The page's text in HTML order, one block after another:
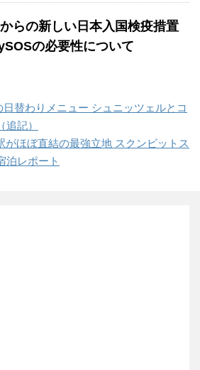
らの新しい日本入国検疫措置
の必要性について
日替わりメニュー シュニッツェルとコ
追記）
がほぼ直結の最強立地 スクンビットス
泊レポート